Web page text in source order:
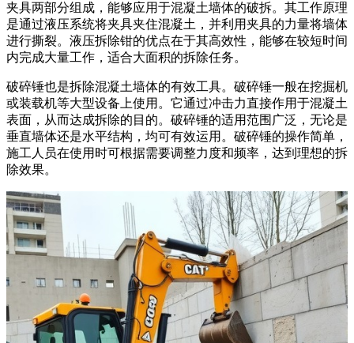
夹具两部分组成，能够应用于混凝土墙体的破拆。其工作原理
是通过液压系统将夹具夹住混凝土，并利用夹具的力量将墙体
进行撕裂。液压拆除钳的优点在于其高效性，能够在较短时间
内完成大量工作，适合大面积的拆除任务。
破碎锤也是拆除混凝土墙体的有效工具。破碎锤一般在挖掘机
或装载机等大型设备上使用。它通过冲击力直接作用于混凝土
表面，从而达成拆除的目的。破碎锤的适用范围广泛，无论是
垂直墙体还是水平结构，均可有效运用。破碎锤的操作简单，
施工人员在使用时可根据需要调整力度和频率，达到理想的拆
除效果。